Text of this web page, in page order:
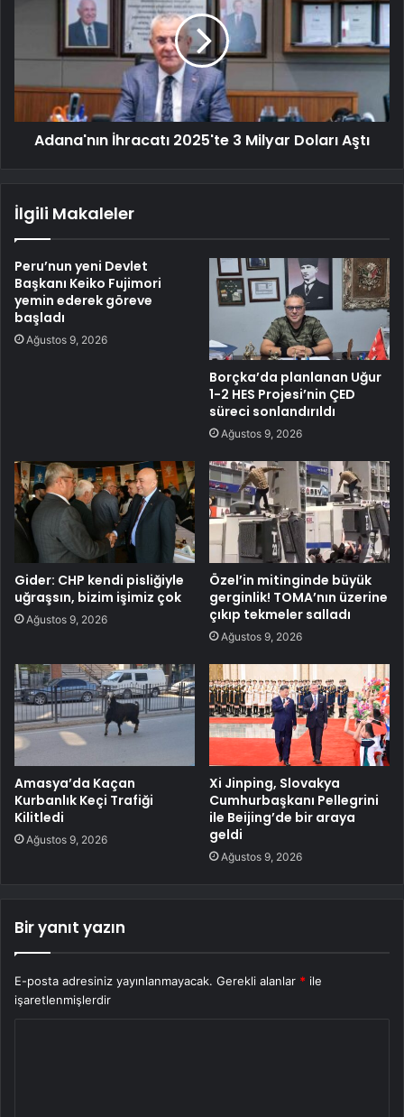
Adana'nın İhracatı 2025'te 3 Milyar Doları Aştı
İlgili Makaleler
Peru’nun yeni Devlet
Başkanı Keiko Fujimori
yemin ederek göreve
başladı
Ağustos 9, 2026
Borçka’da planlanan Uğur
1-2 HES Projesi’nin ÇED
süreci sonlandırıldı
Ağustos 9, 2026
Gider: CHP kendi pisliğiyle
uğraşsın, bizim işimiz çok
Ağustos 9, 2026
Özel’in mitinginde büyük
gerginlik! TOMA’nın üzerine
çıkıp tekmeler salladı
Ağustos 9, 2026
Amasya’da Kaçan
Kurbanlık Keçi Trafiği
Kilitledi
Ağustos 9, 2026
Xi Jinping, Slovakya
Cumhurbaşkanı Pellegrini
ile Beijing’de bir araya
geldi
Ağustos 9, 2026
Bir yanıt yazın
E-posta adresiniz yayınlanmayacak. Gerekli alanlar * ile
işaretlenmişlerdir